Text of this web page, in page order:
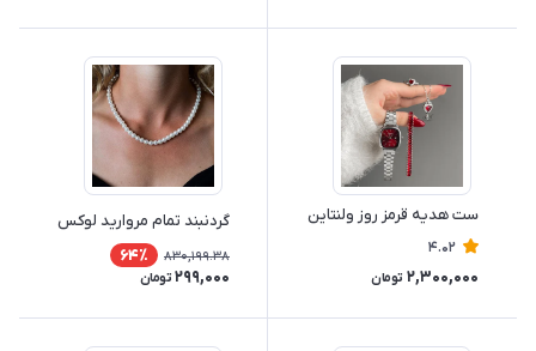
ست هدیه قرمز روز ولنتاین
4.02
2,300,000 تومان
گردنبند تمام مروارید لوکس
830,199.38 64٪
299,000 تومان